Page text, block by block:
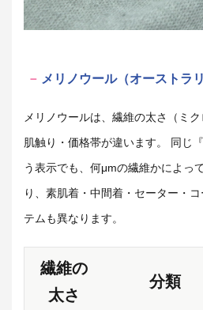
メリノウール（オーストラ
メリノウールは、繊維の太さ（ミ
肌触り・価格帯が違います。 同じ
う表示でも、何μmの繊維かによっ
り、素肌着・中間着・セーター・
テムも異なります。
繊維の
太さ
分類